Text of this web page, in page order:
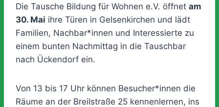
Die Tausche Bildung für Wohnen e.V. öffnet am
30. Mai ihre Türen in Gelsenkirchen und lädt
Familien, Nachbar*innen und Interessierte zu
einem bunten Nachmittag in die Tauschbar
nach Ückendorf ein.
Von 13 bis 17 Uhr können Besucher*innen die
Räume an der Breilstraße 25 kennenlernen, ins